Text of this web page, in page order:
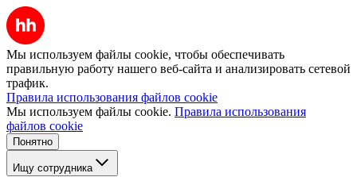
Мы используем файлы cookie, чтобы обеспечивать
правильную работу нашего веб-сайта и анализировать сетевой
трафик.
Правила использования файлов cookie
Мы используем файлы cookie. Правила использования
файлов cookie
Понятно
Ищу сотрудника